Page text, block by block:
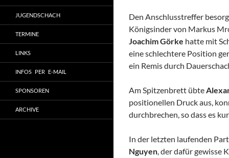
Den Anschlusstreffer
Königsinder von Markus
Joachim Görke hatte mit
eine schlechtere Position
ein Remis durch
Am Spitzenbrett übte
positionellen Druck aus,
durchbrechen, so dass es
In der letzten laufenden
Nguyen, der dafür gewisse
JUGENDSCHACH
TERMINE
LINKS
INFOS PER E-MAIL
SPONSOREN
ARCHIVE